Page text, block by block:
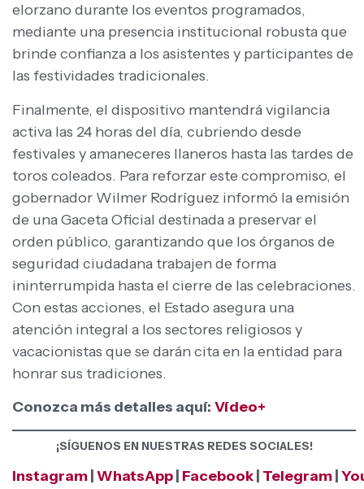
elorzano durante los eventos programados,
mediante una presencia institucional robusta que
brinde confianza a los asistentes y participantes de
las festividades tradicionales.
Finalmente, el dispositivo mantendrá vigilancia
activa las 24 horas del día, cubriendo desde
festivales y amaneceres llaneros hasta las tardes de
toros coleados. Para reforzar este compromiso, el
gobernador Wilmer Rodríguez informó la emisión
de una Gaceta Oficial destinada a preservar el
orden público, garantizando que los órganos de
seguridad ciudadana trabajen de forma
ininterrumpida hasta el cierre de las celebraciones.
Con estas acciones, el Estado asegura una
atención integral a los sectores religiosos y
vacacionistas que se darán cita en la entidad para
honrar sus tradiciones.
Conozca más detalles aquí: Vídeo+
¡SÍGUENOS EN NUESTRAS REDES SOCIALES!
Instagram WhatsApp Facebook Telegram